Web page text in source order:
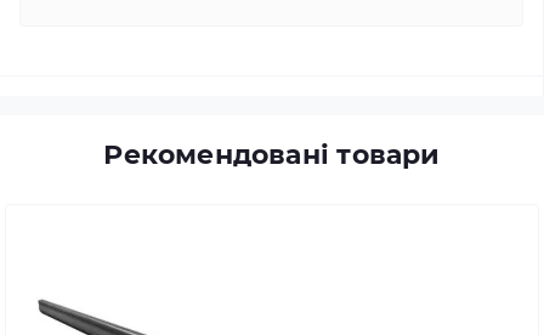
Рекомендовані товари